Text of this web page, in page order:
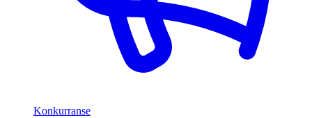
Konkurranse